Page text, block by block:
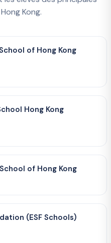
Kong.
of Hong Kong
Hong Kong
of Hong Kong
(ESF Schools)